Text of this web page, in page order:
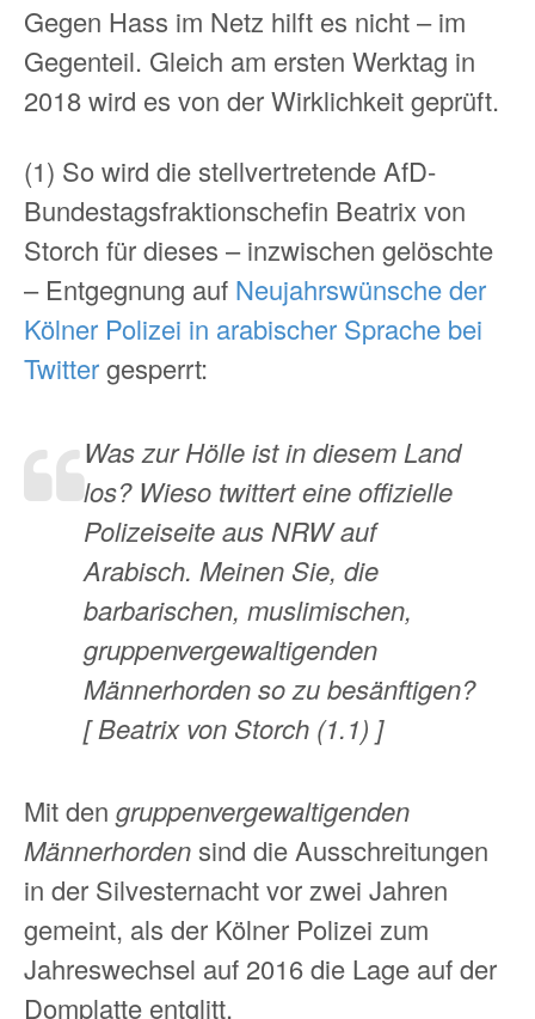
Gegen Hass im Netz hilft es nicht – im
Gegenteil. Gleich am ersten Werktag in
2018 wird es von der Wirklichkeit geprüft.
(1) So wird die stellvertretende AfD-
Bundestagsfraktionschefin Beatrix von
Storch für dieses – inzwischen gelöschte
– Entgegnung auf Neujahrswünsche der
Kölner Polizei in arabischer Sprache bei
Twittergesperrt:
Was zur Hölle ist in diesem Land
los? Wieso twittert eine offizielle
Polizeiseite aus NRW auf
Arabisch. Meinen Sie, die
barbarischen, muslimischen,
gruppenvergewaltigenden
Männerhorden so zu besänftigen?
[ Beatrix von Storch (1.1) ]
Mit den gruppenvergewaltigenden
Männerhordensind die Ausschreitungen
in der Silvesternacht vor zwei Jahren
gemeint, als der Kölner Polizei zum
Jahreswechsel auf 2016 die Lage auf der
Domplatte entglitt.